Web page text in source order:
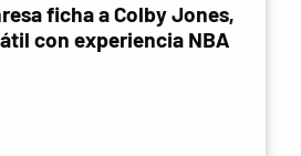
ficha a Colby Jones,
con experiencia NBA